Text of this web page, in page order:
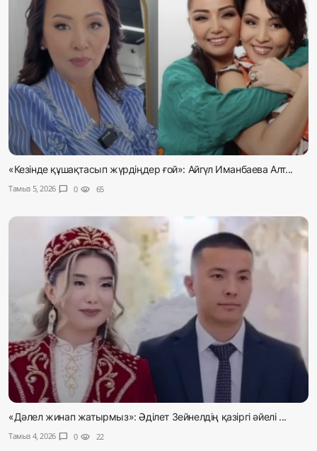
«Кезінде құшақтасып жүрдіңдер ғой»: Айгүл Иманбаева Алт...
Тамыз 5, 2026 chat_bubble 0 visibility 65
«Дәлел жинап жатырмыз»: Әділет Зейнелдің қазіргі әйелі ...
Тамыз 4, 2026 chat_bubble 0 visibility 22